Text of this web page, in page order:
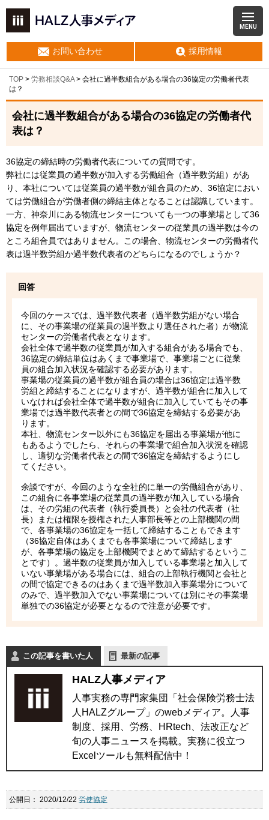
MENU
お問い合わせ 採用情報
TOP > 労務相談Q&A> 会社に過半数組合がある場合の36協定の労働者代表
は？
会社に過半数組合がある場合の36協定の労働者代
表は？
36協定の締結時の労働者代表についての質問です。
弊社には従業員の過半数が加入する労働組合（過半数労組）があ
り、本社については従業員の過半数が組合員のため、36協定におい
ては労働組合が労働者側の締結主体となることは認識しています。
一方、神奈川にある物流センターについても一つの事業場として36
協定を例年届出ていますが、物流センターの従業員の過半数は今の
ところ組合員ではありません。この場合、物流センターの労働者代
表は過半数労組か過半数代表者のどちらになるのでしょうか？
回答
今回のケースでは、過半数代表者（過半数労組がない場合
に、その事業場の従業員の過半数より選任された者）が物流
センターの労働者代表となります。
会社全体で過半数の従業員が加入する組合がある場合でも、
36協定の締結単位はあくまで事業場で、事業場ごとに従業
員の組合加入状況を確認する必要があります。
事業場の従業員の過半数が組合員の場合は36協定は過半数
労組と締結することになりますが、過半数が組合に加入して
いなければ会社全体で過半数が組合に加入していてもその事
業場では過半数代表者との間で36協定を締結する必要があ
ります。
本社、物流センター以外にも36協定を届出る事業場が他に
もあるようでしたら、それらの事業場で組合加入状況を確認
し、適切な労働者代表との間で36協定を締結するようにし
てください。
余談ですが、今回のような全社的に単一の労働組合があり、
この組合に各事業場の従業員の過半数が加入している場合
は、その労組の代表者（執行委員長）と会社の代表者（社
長）または権限を授権された人事部長等との上部機関の間
で、各事業場の36協定を一括して締結することもできます
（36協定自体はあくまでも各事業場について締結します
が、各事業場の協定を上部機関でまとめて締結するというこ
とです）。過半数の従業員が加入している事業場と加入して
いない事業場がある場合には、組合の上部執行機関と会社と
の間で協定できるのはあくまで過半数加入事業場分について
のみで、過半数加入でない事業場については別にその事業場
単独での36協定が必要となるので注意が必要です。
この記事を書いた人 最新の記事
HALZ人事メディア
人事実務の専門家集団「社会保険労務士法
人HALZグループ」のwebメディア。人事
制度、採用、労務、HRtech、法改正など
旬の人事ニュースを掲載。実務に役立つ
Excelツールも無料配信中！
公開日： 2020/12/22 労使協定